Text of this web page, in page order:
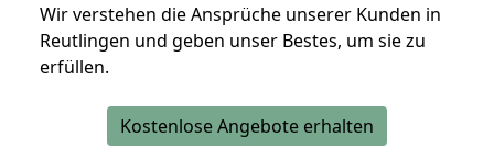
Wir verstehen die Ansprüche unserer Kunden in
Reutlingen und geben unser Bestes, um sie zu
erfüllen.
Kostenlose Angebote erhalten